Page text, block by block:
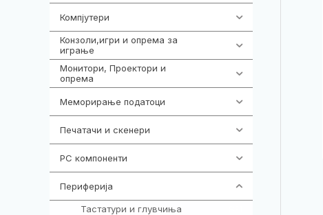
Компјутери
Конзоли,игри и опрема за
играње
Монитори, Проектори и
опрема
Меморирање податоци
Печатачи и скенери
PC компоненти
Периферија
Тастатури и глувчиња